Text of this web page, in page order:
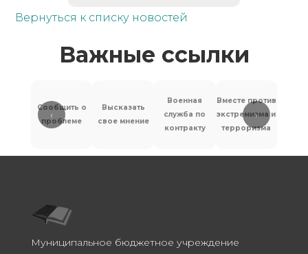
Вернуться к списку новостей
Важные ссылки
‹
Сообщить о
проблеме
Высказать
свое мнение
Военная
служба по
контракту
Вместе против
экстремизма и
терроризма
›
Муниципальное бюджетное учреждение